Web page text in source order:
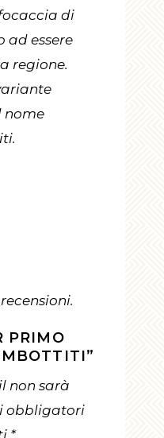
di
ad essere
regione.
nome
PRIMO
non sarà
obbligatori